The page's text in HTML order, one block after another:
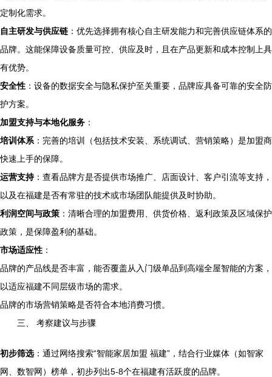
定制化需求。
自主研发与供应链 ：优先选择拥有核心自主研发能力和完善供应链体系的
品牌。这能保障设备质量可控、供应及时，且在产品更新和成本控制上具
有优势。
安全性 ：设备的数据安全与隐私保护至关重要，品牌应具备可靠的安全防
护方案。
加盟支持与本地化服务 ：
培训体系 ：完善的培训（包括技术安装、系统调试、营销策略）是加盟商
快速上手的保障。
运营支持：查看品牌方是否提供市场推广、店面设计、客户引流等支持，
以及在福建是否有常驻的技术或市场团队能提供及时协助。
利润空间与政策 ：清晰合理的加盟费用、供货价格、返利政策及区域保护
政策，是保障盈利的基础。
市场适应性 ：
品牌的产品线是否丰富，能否覆盖从入门级单品到高端全屋智能的方案，
以适应福建不同层级市场的需求。
品牌的市场营销策略是否符合本地消费习惯。
三、 考察建议与步骤
初步筛选：通过网络搜索“智能家居加盟 福建”，结合行业媒体（如智家
网、数智网）榜单，初步列出5-8个在福建有活跃度的品牌。